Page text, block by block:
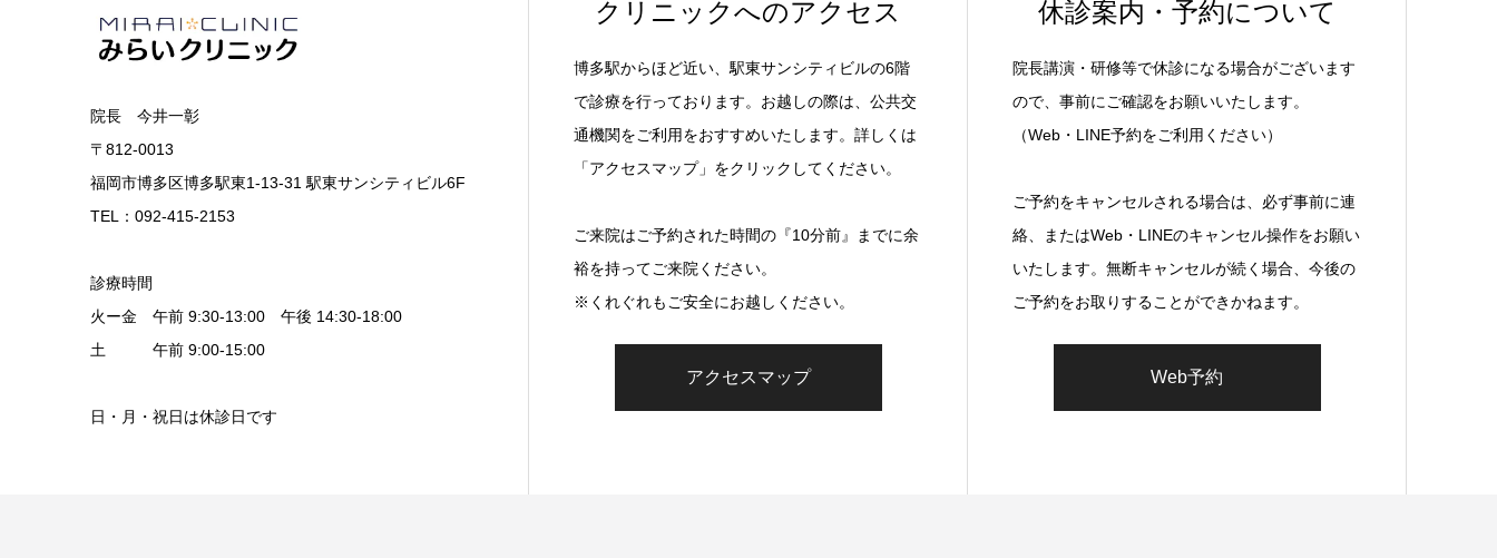
院長 今井一彰
〒812-0013
福岡市博多区博多駅東1-13-31 駅東サンシティビル6F
TEL：092-415-2153
診療時間
火ー金 午前 9:30-13:00 午後 14:30-18:00
土 午前 9:00-15:00
日・月・祝日は休診日です
クリニックへのアクセス
博多駅からほど近い、駅東サンシティビルの6階
で診療を行っております。お越しの際は、公共交
通機関をご利用をおすすめいたします。詳しくは
「アクセスマップ」をクリックしてください。
ご来院はご予約された時間の『10分前』までに余
裕を持ってご来院ください。
※くれぐれもご安全にお越しください。
アクセスマップ
休診案内・予約について
院長講演・研修等で休診になる場合がございます
ので、事前にご確認をお願いいたします。
（Web・LINE予約をご利用ください）
ご予約をキャンセルされる場合は、必ず事前に連
絡、またはWeb・LINEのキャンセル操作をお願い
いたします。無断キャンセルが続く場合、今後の
ご予約をお取りすることができかねます。
Web予約